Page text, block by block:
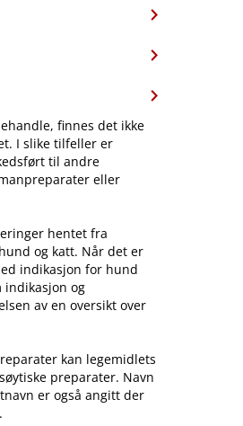
finnes det ikke
I slike tilfeller er
til andre
eller
hentet fra
og katt. Når det er
indikasjon for hund
og
av en oversikt over
kan legemidlets
preparater. Navn
er også angitt der